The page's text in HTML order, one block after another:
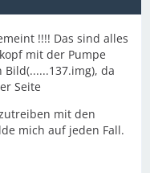
!!!! Das sind alles
mit der Pumpe
da
Seite
mit den
mich auf jeden Fall.